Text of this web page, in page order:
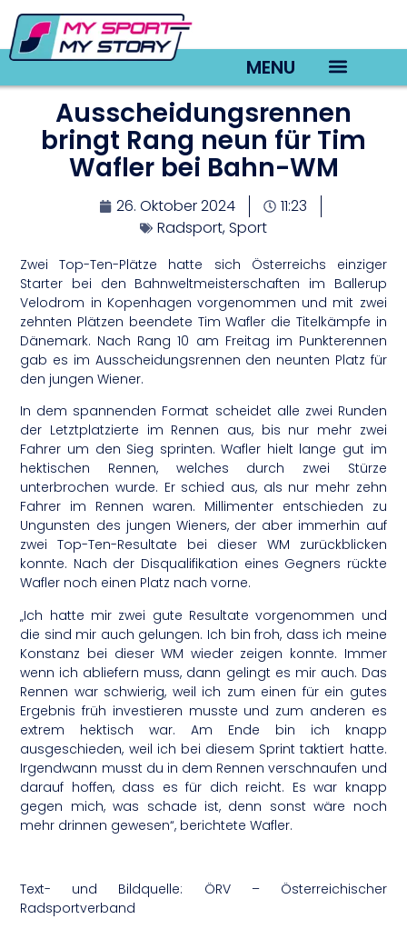
MENU
Ausscheidungsrennen
bringt Rang neun für Tim
Wafler bei Bahn-WM
26. Oktober 2024
11:23
Radsport,Sport
Zwei Top-Ten-Plätze hatte sich Österreichs einziger
Starter bei den Bahnweltmeisterschaften im Ballerup
Velodrom in Kopenhagen vorgenommen und mit zwei
zehnten Plätzen beendete Tim Wafler die Titelkämpfe in
Dänemark. Nach Rang 10 am Freitag im Punkterennen
gab es im Ausscheidungsrennen den neunten Platz für
den jungen Wiener.
In dem spannenden Format scheidet alle zwei Runden
der Letztplatzierte im Rennen aus, bis nur mehr zwei
Fahrer um den Sieg sprinten. Wafler hielt lange gut im
hektischen Rennen, welches durch zwei Stürze
unterbrochen wurde. Er schied aus, als nur mehr zehn
Fahrer im Rennen waren. Millimenter entschieden zu
Ungunsten des jungen Wieners, der aber immerhin auf
zwei Top-Ten-Resultate bei dieser WM zurückblicken
konnte. Nach der Disqualifikation eines Gegners rückte
Wafler noch einen Platz nach vorne.
„Ich hatte mir zwei gute Resultate vorgenommen und
die sind mir auch gelungen. Ich bin froh, dass ich meine
Konstanz bei dieser WM wieder zeigen konnte. Immer
wenn ich abliefern muss, dann gelingt es mir auch. Das
Rennen war schwierig, weil ich zum einen für ein gutes
Ergebnis früh investieren musste und zum anderen es
extrem hektisch war. Am Ende bin ich knapp
ausgeschieden, weil ich bei diesem Sprint taktiert hatte.
Irgendwann musst du in dem Rennen verschnaufen und
darauf hoffen, dass es für dich reicht. Es war knapp
gegen mich, was schade ist, denn sonst wäre noch
mehr drinnen gewesen“, berichtete Wafler.
Text- und Bildquelle: ÖRV – Österreichischer
Radsportverband